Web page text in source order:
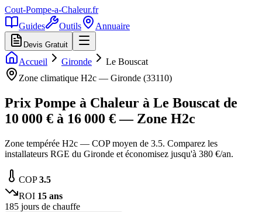
Cout-Pompe-a-Chaleur.fr
Guides
Outils Annuaire
Devis Gratuit
Accueil Gironde
Le Bouscat
Zone climatique H2c — Gironde (33110)
Prix Pompe à Chaleur à Le Bouscat de
10 000 € à 16 000 € — Zone H2c
Zone tempérée H2c — COP moyen de 3.5. Comparez les
installateurs RGE du Gironde et économisez jusqu'à 380 €/an.
COP3.5
ROI 15 ans
185 jours de chauffe